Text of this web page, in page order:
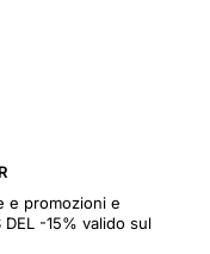
e promozioni e
-15% valido sul